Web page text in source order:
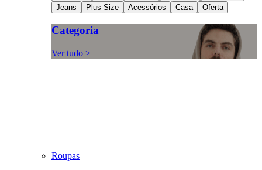
Jeans
Plus Size Acessórios Casa Oferta
Categoria
Ver tudo >
Roupas